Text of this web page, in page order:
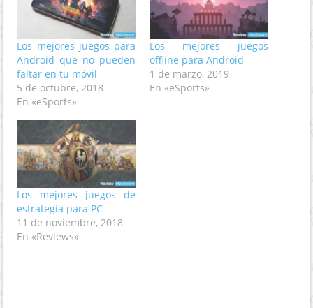
Los mejores juegos para
Android que no pueden
faltar en tu móvil
5 de octubre, 2018
En «eSports»
Los mejores juegos
offline para Android
1 de marzo, 2019
En «eSports»
Los mejores juegos de
estrategia para PC
11 de noviembre, 2018
En «Reviews»